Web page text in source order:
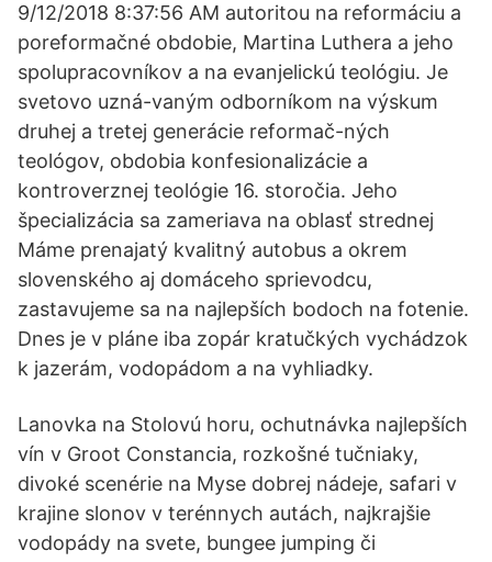
9/12/2018 8:37:56 AM autoritou na reformáciu a
poreformačné obdobie, Martina Luthera a jeho
spolupracovníkov a na evanjelickú teológiu. Je
svetovo uzná-vaným odborníkom na výskum
druhej a tretej generácie reformač-ných
teológov, obdobia konfesionalizácie a
kontroverznej teológie 16. storočia. Jeho
špecializácia sa zameriava na oblasť strednej
Máme prenajatý kvalitný autobus a okrem
slovenského aj domáceho sprievodcu,
zastavujeme sa na najlepších bodoch na fotenie.
Dnes je v pláne iba zopár kratučkých vychádzok
k jazerám, vodopádom a na vyhliadky.
Lanovka na Stolovú horu, ochutnávka najlepších
vín v Groot Constancia, rozkošné tučniaky,
divoké scenérie na Myse dobrej nádeje, safari v
krajine slonov v terénnych autách, najkrajšie
vodopády na svete, bungee jumping či